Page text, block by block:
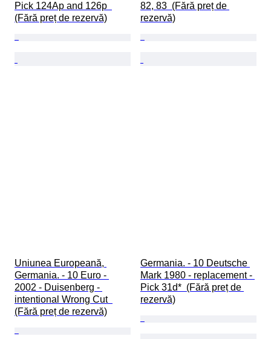
Pick 124Ap and 126p
(Fără preț de rezervă)
82, 83  (Fără preț de
rezervă)
Uniunea Europeană,
Germania. - 10 Euro -
2002 - Duisenberg -
intentional Wrong Cut
(Fără preț de rezervă)
Germania. - 10 Deutsche
Mark 1980 - replacement -
Pick 31d*  (Fără preț de
rezervă)